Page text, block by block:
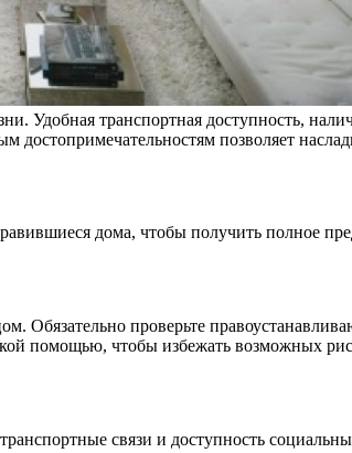
Удобная транспортная доступность,
достопримечательностям позволяет
дома, чтобы получить полное
Обязательно проверьте
помощью, чтобы избежать возможных
связи и доступность